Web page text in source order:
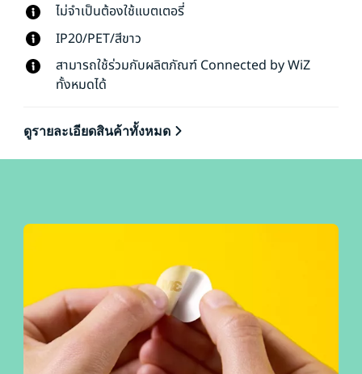
ไม่จำเป็นต้องใช้แบตเตอรี่
IP20/PET/สีขาว
สามารถใช้ร่วมกับผลิตภัณฑ์ Connected by WiZ
ทั้งหมดได้
ดูรายละเอียดสินค้าทั้งหมด